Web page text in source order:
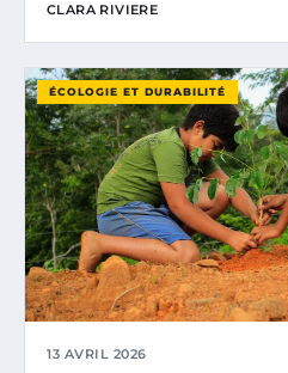
CLARA RIVIERE
ÉCOLOGIE ET DURABILITÉ
13 AVRIL 2026